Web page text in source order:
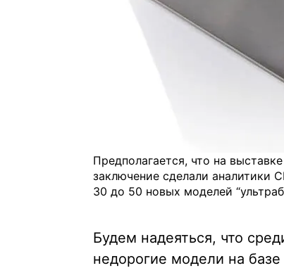
Предполагается, что на
заключение сделали аналитики
30 до 50 новых моделей
Будем надеяться, что
недорогие модели на